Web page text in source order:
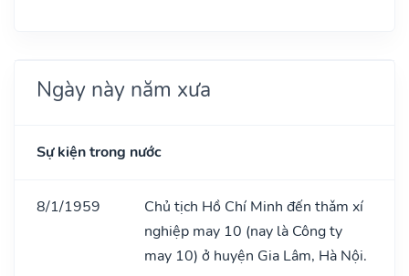
Ngày này năm xưa
Sự kiện trong nước
8/1/1959
Chủ tịch Hồ Chí Minh đến thǎm xí
nghiệp may 10 (nay là Công ty
may 10) ở huyện Gia Lâm, Hà Nội.